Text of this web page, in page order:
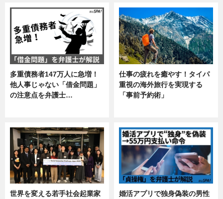
多重債務者147万人に急増！
他人事じゃない「借金問題」
の注意点を弁護士…
仕事の疲れを癒やす！タイパ
重視の海外旅行を実現する
「事前予約術」
世界を変える若手社会起業家
婚活アプリで独身偽装の男性